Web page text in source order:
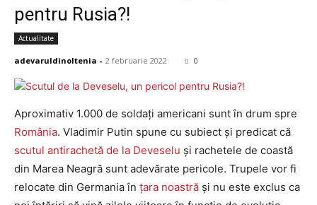
pentru Rusia?!
Actualitate
adevaruldinoltenia - 2 februarie 2022 0
Aproximativ 1.000 de soldați americani sunt în drum spre
România. Vladimir Putin spune cu subiect şi predicat că
scutul antirachetă de la Deveselu şi rachetele de coastă
din Marea Neagră sunt adevărate pericole. Trupele vor fi
relocate din Germania în ţara noastră şi nu este exclus ca